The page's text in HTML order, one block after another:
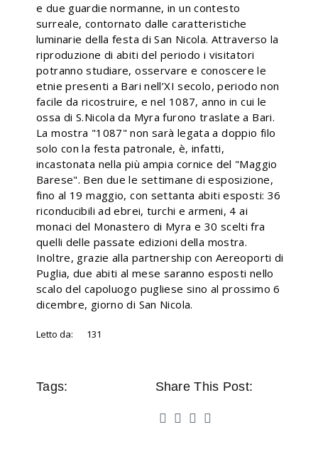
e due guardie normanne, in un contesto
surreale, contornato dalle caratteristiche
luminarie della festa di San Nicola. Attraverso la
riproduzione di abiti del periodo i visitatori
potranno studiare, osservare e conoscere le
etnie presenti a Bari nell’XI secolo, periodo non
facile da ricostruire, e nel 1087, anno in cui le
ossa di S.Nicola da Myra furono traslate a Bari.
La mostra "1087" non sarà legata a doppio filo
solo con la festa patronale, è, infatti,
incastonata nella più ampia cornice del "Maggio
Barese". Ben due le settimane di esposizione,
fino al 19 maggio, con settanta abiti esposti: 36
riconducibili ad ebrei, turchi e armeni, 4 ai
monaci del Monastero di Myra e 30 scelti fra
quelli delle passate edizioni della mostra.
Inoltre, grazie alla partnership con Aereoporti di
Puglia, due abiti al mese saranno esposti nello
scalo del capoluogo pugliese sino al prossimo 6
dicembre, giorno di San Nicola.
Letto da: 131
Tags: Share This Post: